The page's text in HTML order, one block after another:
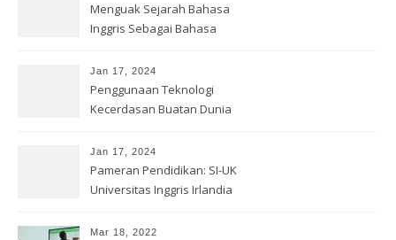
Menguak Sejarah Bahasa
Inggris Sebagai Bahasa
Jan 17, 2024
Penggunaan Teknologi
Kecerdasan Buatan Dunia
Jan 17, 2024
Pameran Pendidikan: SI-UK
Universitas Inggris Irlandia
Mar 18, 2022